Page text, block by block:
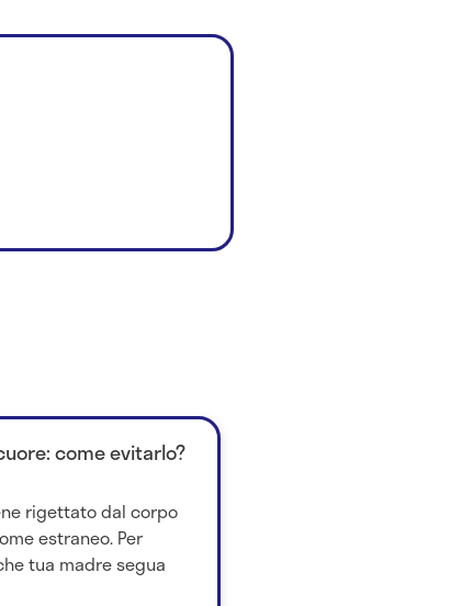
come evitarlo?
rigettato dal corpo
estraneo. Per
tua madre segua